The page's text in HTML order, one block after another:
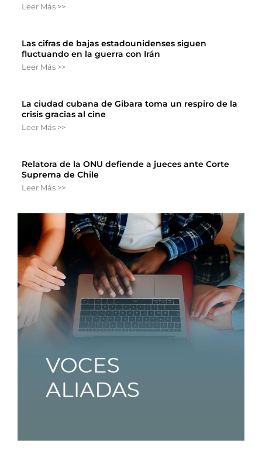
Leer Más >>
Las cifras de bajas estadounidenses siguen
fluctuando en la guerra con Irán
Leer Más >>
La ciudad cubana de Gibara toma un respiro de la
crisis gracias al cine
Leer Más >>
Relatora de la ONU defiende a jueces ante Corte
Suprema de Chile
Leer Más >>